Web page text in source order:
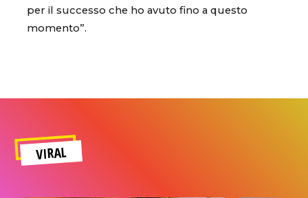
per il successo che ho avuto fino a questo
momento”.
VIRAL